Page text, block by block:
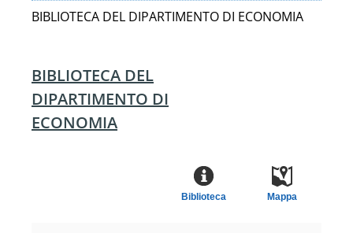
BIBLIOTECA DEL DIPARTIMENTO DI ECONOMIA
BIBLIOTECA DEL
DIPARTIMENTO DI
ECONOMIA
Mappa
Biblioteca